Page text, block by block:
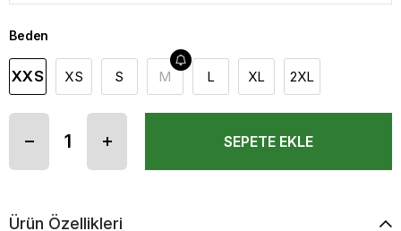
Beden
XXS XS S M L XL 2XL
Ürün Özellikleri